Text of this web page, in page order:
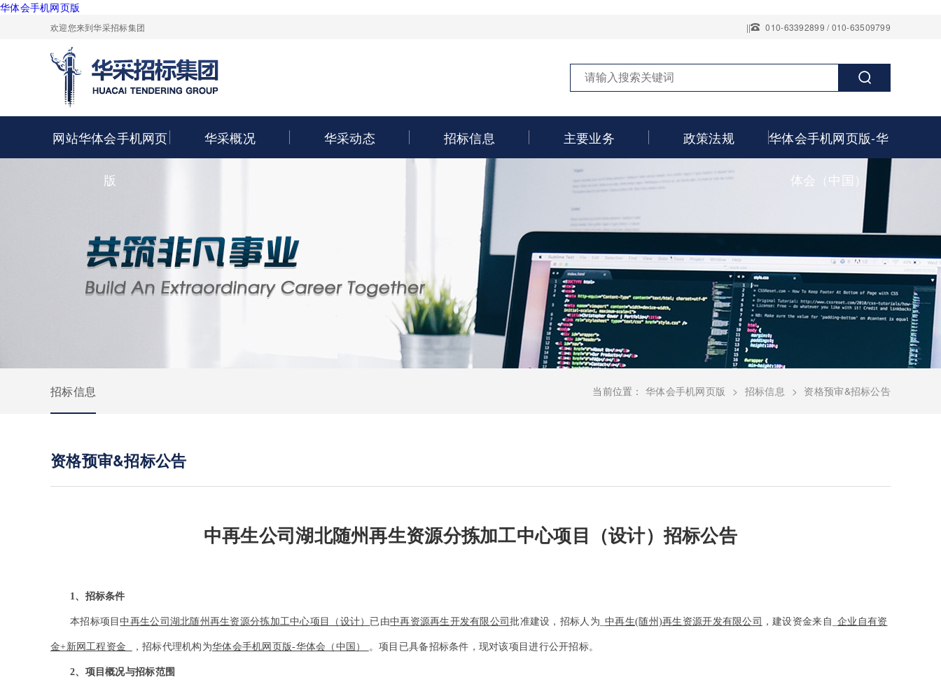
华体会手机网页版
欢迎您来到华采招标集团 || 010-63392899 / 010-63509799
网站华体会手机网页
版
华采概况 华采动态 招标信息 主要业务 政策法规 华体会手机网页版-华
体会（中国）
招标信息 当前位置： 华体会手机网页版 招标信息 资格预审&招标公告
资格预审&招标公告
中再生公司湖北随州再生资源分拣加工中心项目（设计）招标公告
1、招标条件
本招标项目中再生公司湖北随州再生资源分拣加工中心项目（设计） 已由中再资源再生开发有限公司批准建设，招标人为_中再生(随州)再生资源开发有限公司 ，建设资金来自_企业自有资
金+新网工程资金 ，招标代理机构为华体会手机网页版-华体会（中国） 。项目已具备招标条件，现对该项目进行公开招标。
2、项目概况与招标范围